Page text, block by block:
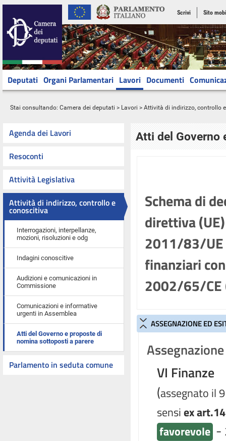
Scrivi Sito
Deputati Organi Parlamentari Lavori Documenti
Stai consultando: Camera dei deputati > Lavori > Attività di indirizzo, controllo
Agenda dei Lavori
Resoconti
Attività Legislativa
Attività di indirizzo, controllo e
conoscitiva
Interrogazioni, interpellanze,
mozioni, risoluzioni e odg
Indagini conoscitive
Audizioni e comunicazioni in
Commissione
Comunicazioni e informative
urgenti in Assemblea
Atti del Governo e proposte di
nomina sottoposti a parere
Parlamento in seduta comune
Atti del Governo
Schema di
direttiva
2011/83/UE
finanziari
2002/65/CE
ASSEGNAZIONE ED
VI Finanze
(assegnato il
sensiex
favorevole -